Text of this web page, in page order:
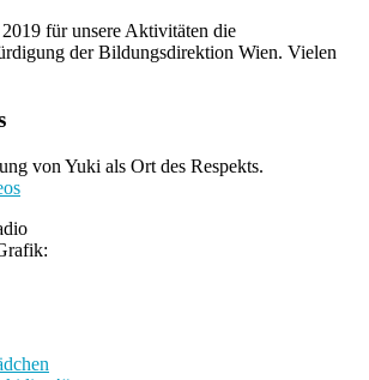
für unsere Aktivitäten die
der Bildungsdirektion Wien. Vielen